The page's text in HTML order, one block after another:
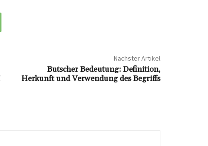
Nächster Artikel
Butscher Bedeutung: Definition,
Herkunft und Verwendung des Begriffs